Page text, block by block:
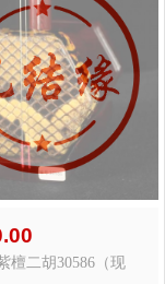
檀二胡30586（现